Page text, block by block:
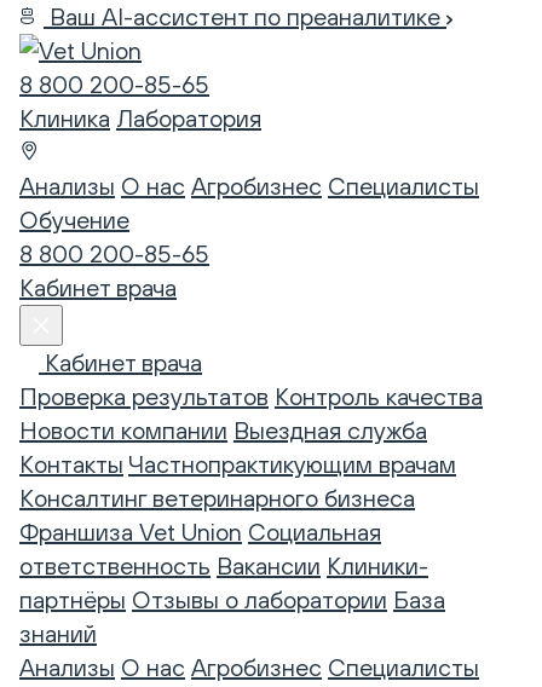
Ваш AI-ассистент по преаналитике
8 800 200-85-65
Клиника Лаборатория
Анализы О нас Агробизнес Специалисты
Обучение
8 800 200-85-65
Кабинет врача
Кабинет врача
Проверка результатов Контроль качества
Новости компании Выездная служба
Контакты Частнопрактикующим врачам
Консалтинг ветеринарного бизнеса
Франшиза Vet Union Социальная
ответственность Вакансии Клиники-
партнёры Отзывы о лаборатории База
знаний
Анализы О нас Агробизнес Специалисты